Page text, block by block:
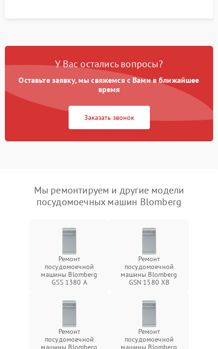
У Вас остались вопросы?
Оставьте заявку, мы свяжемся с Вами в ближайшее
время
Заказать звонок
Мы ремонтируем и другие модели
посудомоечных машин Blomberg
Ремонт
посудомоечной
машины Blomberg
GSS 1380 А
Ремонт
посудомоечной
машины Blomberg
GSN 1580 XB
Ремонт
посудомоечной
машины Blomberg
Ремонт
посудомоечной
машины Blomberg